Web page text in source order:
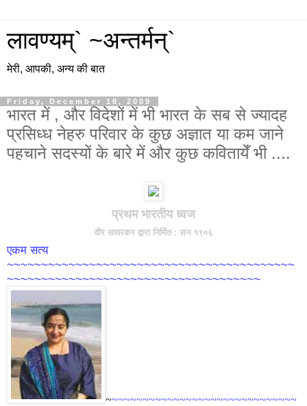
लावण्यम्` ~अन्तर्मन्`
मेरी, आपकी, अन्य की बात
Friday, December 18, 2009
भारत में , और विदेशों में भी भारत के सब से ज्यादह
प्रसिध्ध नेहरु परिवार के कुछ अज्ञात या कम जाने
पहचाने सदस्यों के बारे में और कुछ कवितायेँ भी ....
प्रथम भारतीय ध्वज
वीर सावरकर द्वारा निर्मित : सन १९०६
एकम सत्य
~~~~~~~~~~~~~~~~~~~~~~~~~~~~~~~~~~~~~~~~~~
~~~~~~~~~~~~~~~~~~~~~~~~~~~~~~~~~~~~~
~~~~~~~~~~~~~~~~~~~~~~~~~~~~~~~